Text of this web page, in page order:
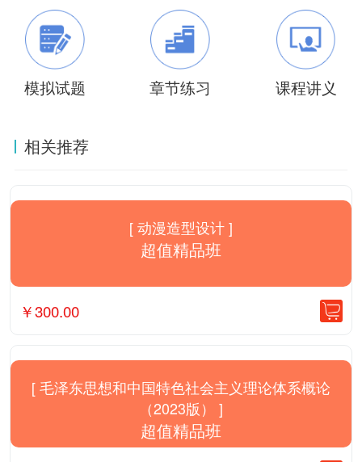
模拟试题 章节练习 课程讲义
相关推荐
[ 动漫造型设计 ]
超值精品班
￥300.00
[ 毛泽东思想和中国特色社会主义理论体系概论
（2023版） ]
超值精品班